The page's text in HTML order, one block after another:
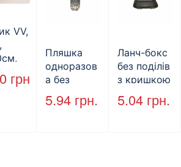
VV,
грн
Пляшка
одноразов
а без
кришки,
ПЕТ, V=500
5.94 грн.
Ланч-бокс
без поділів
з кришкою
HP-10, 240
мм * 155
5.04 грн.